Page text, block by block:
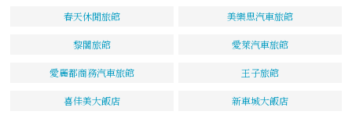
春天休閒旅館 美樂思汽車旅館
黎閣旅館 愛萊汽車旅館
愛麗都商務汽車旅館 王子旅館
喜佳美大飯店 新車城大飯店